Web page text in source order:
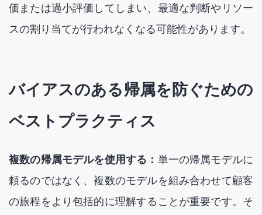
価または過小評価してしまい、最適な判断やリソー
スの割り当てが行われなくなる可能性があります。
バイアスのある帰属を防ぐための
ベストプラクティス
複数の帰属モデルを使用する： 単一の帰属モデルに
頼るのではなく、複数のモデルを組み合わせて顧客
の旅程をより包括的に理解することが重要です。そ